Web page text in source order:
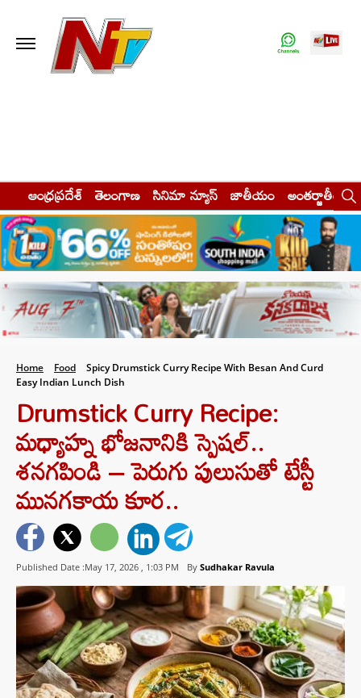
ఆంధ్రప్రదేశ్ తెలంగాణ సినిమా న్యూస్ జాతీయం అంతర్జాతీయం
Home Food
Spicy Drumstick Curry Recipe With Besan And Curd
Easy Indian Lunch Dish
Drumstick Curry Recipe:
మధ్యాహ్న భోజనానికి స్పెషల్..
శనగపిండి – పెరుగు పులుసుతో టేస్టీ
మునగకాయ కూర..
Published Date :May 17, 2026 , 1:03 PM By Sudhakar Ravula